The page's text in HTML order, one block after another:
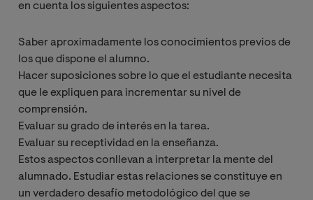
en cuenta los siguientes aspectos:
Saber aproximadamente los conocimientos previos de
los que dispone el alumno.
Hacer suposiciones sobre lo que el estudiante necesita
que le expliquen para incrementar su nivel de
comprensión.
Evaluar su grado de interés en la tarea.
Evaluar su receptividad en la enseñanza.
Estos aspectos conllevan a interpretar la mente del
alumnado. Estudiar estas relaciones se constituye en
un verdadero desafío metodológico del que se